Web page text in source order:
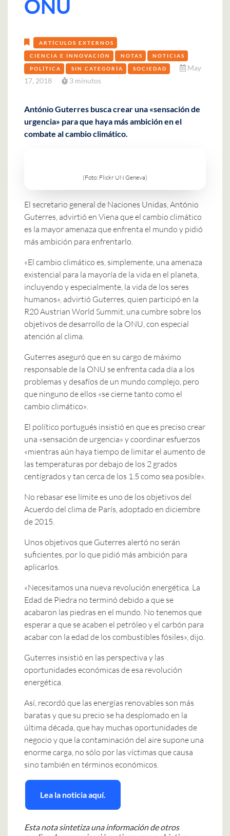
ONU
ARTÍCULOS EXTERNOS
CIENCIA E INNOVACIÓN NOTAS NOTICIAS
POLÍTICA SIN CATEGORÍA SOCIEDAD
May
17, 2018
3 minutos
António Guterres busca crear una «sensación de
urgencia» para que haya más ambición en el
combate al cambio climático.
(Foto: Flickr UN Geneva)
El secretario general de Naciones Unidas, António
Guterres, advirtió en Viena que el cambio climático
es la mayor amenaza que enfrenta el mundo y pidió
más ambición para enfrentarlo.
«El cambio climático es, simplemente, una amenaza
existencial para la mayoría de la vida en el planeta,
incluyendo y especialmente, la vida de los seres
humanos», advirtió Guterres, quien participó en la
R20 Austrian World Summit, una cumbre sobre los
objetivos de desarrollo de la ONU, con especial
atención al clima.
Guterres aseguró que en su cargo de máximo
responsable de la ONU se enfrenta cada día a los
problemas y desafíos de un mundo complejo, pero
que ninguno de ellos «se cierne tanto como el
cambio climático».
El político portugués insistió en que es preciso crear
una «sensación de urgencia» y coordinar esfuerzos
«mientras aún haya tiempo de limitar el aumento de
las temperaturas por debajo de los 2 grados
centígrados y tan cerca de los 1.5 como sea posible».
No rebasar ese límite es uno de los objetivos del
Acuerdo del clima de París, adoptado en diciembre
de 2015.
Unos objetivos que Guterres alertó no serán
suficientes, por lo que pidió más ambición para
aplicarlos.
«Necesitamos una nueva revolución energética. La
Edad de Piedra no terminó debido a que se
acabaron las piedras en el mundo. No tenemos que
esperar a que se acaben el petróleo y el carbón para
acabar con la edad de los combustibles fósiles», dijo.
Guterres insistió en las perspectiva y las
oportunidades económicas de esa revolución
energética.
Así, recordó que las energías renovables son más
baratas y que su precio se ha desplomado en la
última década, que hay muchas oportunidades de
negocio y que la contaminación del aire supone una
enorme carga, no sólo por las víctimas que causa
sino también en términos económicos.
Lea la noticia aquí.
Esta nota sintetiza una información de otros